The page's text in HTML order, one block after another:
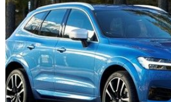
Flottes
Auto
Services
Forum